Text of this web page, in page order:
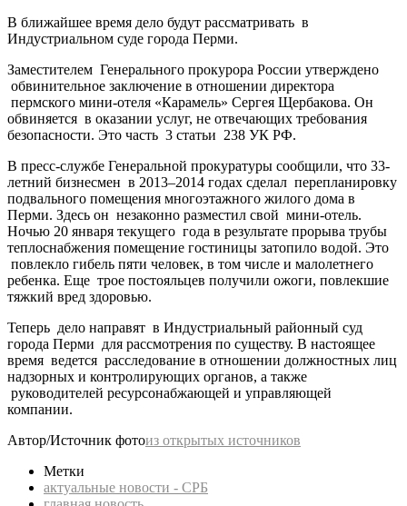
В ближайшее время дело будут рассматривать в
Индустриальном суде города Перми.
Заместителем Генерального прокурора России утверждено
обвинительное заключение в отношении директора
пермского мини-отеля «Карамель» Сергея Щербакова. Он
обвиняется в оказании услуг, не отвечающих требования
безопасности. Это часть 3 статьи 238 УК РФ.
В пресс-службе Генеральной прокуратуры сообщили, что 33-
летний бизнесмен в 2013–2014 годах сделал перепланировку
подвального помещения многоэтажного жилого дома в
Перми. Здесь он незаконно разместил свой мини-отель.
Ночью 20 января текущего года в результате прорыва трубы
теплоснабжения помещение гостиницы затопило водой. Это
повлекло гибель пяти человек, в том числе и малолетнего
ребенка. Еще трое постояльцев получили ожоги, повлекшие
тяжкий вред здоровью.
Теперь дело направят в Индустриальный районный суд
города Перми для рассмотрения по существу. В настоящее
время ведется расследование в отношении должностных лиц
надзорных и контролирующих органов, а также
руководителей ресурсонабжающей и управляющей
компании.
Автор/Источник фотоиз открытых источников
Метки
актуальные новости - СРБ